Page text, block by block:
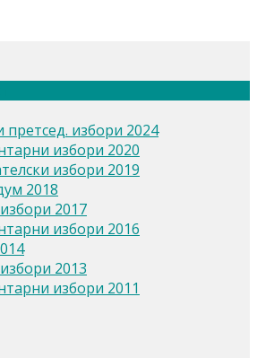
претсед. избори 2024
избори 2020
избори 2019
2018
2017
избори 2016
2013
избори 2011